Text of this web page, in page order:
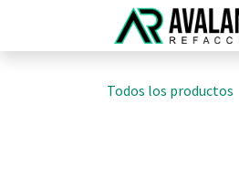
Todos los productos